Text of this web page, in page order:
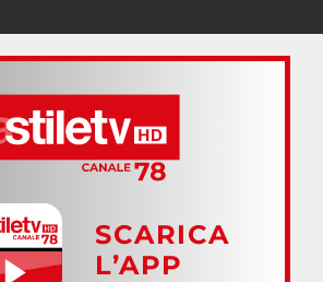
SCARICA
L’APP